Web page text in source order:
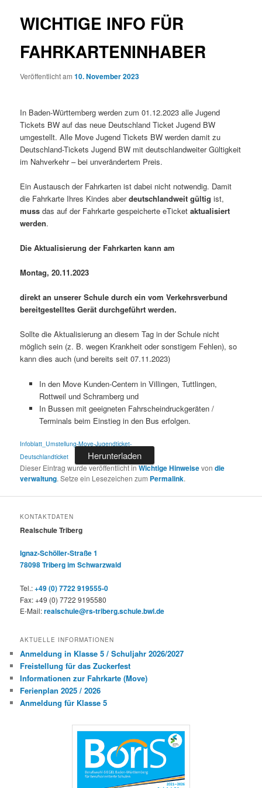
WICHTIGE INFO FÜR
FAHRKARTENINHABER
Veröffentlicht am10. November 2023
In Baden-Württemberg werden zum 01.12.2023 alle Jugend
Tickets BW auf das neue Deutschland Ticket Jugend BW
umgestellt. Alle Move Jugend Tickets BW werden damit zu
Deutschland-Tickets Jugend BW mit deutschlandweiter Gültigkeit
im Nahverkehr – bei unverändertem Preis.
Ein Austausch der Fahrkarten ist dabei nicht notwendig. Damit
die Fahrkarte Ihres Kindes aberdeutschlandweit gültig ist,
muss das auf der Fahrkarte gespeicherte eTicketaktualisiert
werden.
Die Aktualisierung der Fahrkarten kann am
Montag, 20.11.2023
direkt an unserer Schule durch ein vom Verkehrsverbund
bereitgestelltes Gerät durchgeführt werden.
Sollte die Aktualisierung an diesem Tag in der Schule nicht
möglich sein (z. B. wegen Krankheit oder sonstigem Fehlen), so
kann dies auch (und bereits seit 07.11.2023)
In den Move Kunden-Centern in Villingen, Tuttlingen,
Rottweil und Schramberg und
In Bussen mit geeigneten Fahrscheindruckgeräten /
Terminals beim Einstieg in den Bus erfolgen.
Infoblatt_Umstellung-Move-Jugendticket-
Deutschlandticket
Herunterladen
Dieser Eintrag wurde veröffentlicht inWichtige Hinweisevondie
verwaltung. Setze ein Lesezeichen zum Permalink.
KONTAKTDATEN
Realschule Triberg
Ignaz-Schöller-Straße 1
78098 Triberg im Schwarzwald
Tel.:+49 (0) 7722 919555-0
Fax: +49 (0) 7722 9195580
E-Mail:realschule@rs-triberg.schule.bwl.de
AKTUELLE INFORMATIONEN
Anmeldung in Klasse 5 / Schuljahr 2026/2027
Freistellung für das Zuckerfest
Informationen zur Fahrkarte (Move)
Ferienplan 2025 / 2026
Anmeldung für Klasse 5